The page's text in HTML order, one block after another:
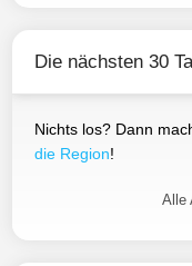
Die nächsten 30
Nichts los? Dann
die Region!
Alle